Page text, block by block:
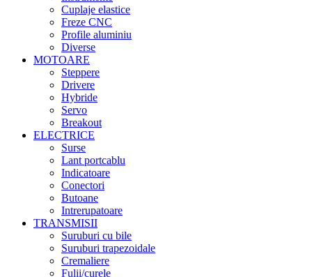
Cuplaje elastice
Freze CNC
Profile aluminiu
Diverse
MOTOARE
Steppere
Drivere
Hybride
Servo
Breakout
ELECTRICE
Surse
Lant portcablu
Indicatoare
Conectori
Butoane
Intrerupatoare
TRANSMISII
Suruburi cu bile
Suruburi trapezoidale
Cremaliere
Fulii/curele